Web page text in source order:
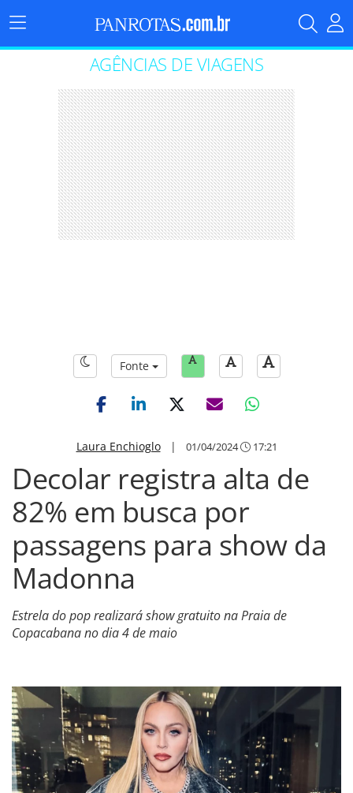
Menu
Principal
AGÊNCIAS DE VIAGENS
Fonte
Laura Enchioglo| 01/04/2024 17:21
Decolar registra alta de
82% em busca por
passagens para show da
Madonna
Estrela do pop realizará show gratuito na Praia de
Copacabana no dia 4 de maio